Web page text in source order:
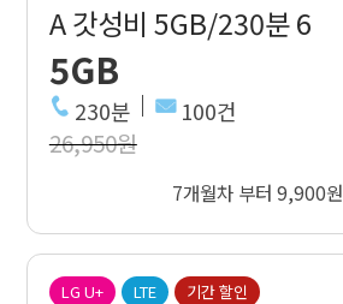
A 갓성비 5GB/230분 6
5GB
230분 100건
26,950원
7개월차 부터 9,900원
LG U+ LTE 기간 할인